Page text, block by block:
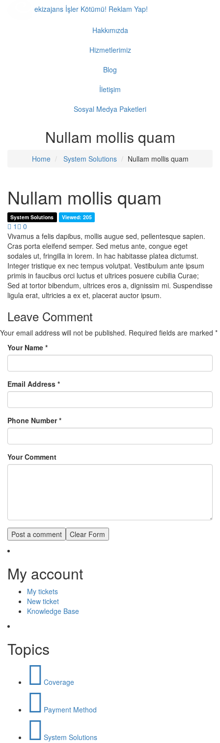
ekizajans İşler Kötümü! Reklam Yap!
Hakkımızda
Hizmetlerimiz
Blog
İletişim
Sosyal Medya Paketleri
Nullam mollis quam
Home System Solutions Nullam mollis quam
Nullam mollis quam
System Solutions Viewed: 205
1
0
Vivamus a felis dapibus, mollis augue sed, pellentesque sapien.
Cras porta eleifend semper. Sed metus ante, congue eget
sodales ut, fringilla in lorem. In hac habitasse platea dictumst.
Integer tristique ex nec tempus volutpat. Vestibulum ante ipsum
primis in faucibus orci luctus et ultrices posuere cubilia Curae;
Sed at tortor bibendum, ultrices eros a, dignissim mi. Suspendisse
ligula erat, ultricies a ex et, placerat auctor ipsum.
Leave Comment
Your email address will not be published. Required fields are marked *
Your Name *
Email Address *
Phone Number*
Your Comment
My account
My tickets
New ticket
Knowledge Base
Topics
Coverage
Payment Method
System Solutions